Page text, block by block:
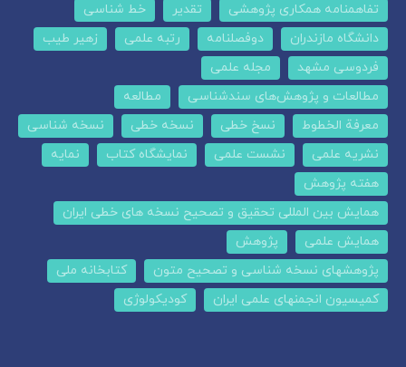
تفاهمنامه همکاری پژوهشی
تقدیر
خط شناسی
دانشگاه مازندران
دوفصلنامه رتبه علمی
زهیر طیب
فردوسی مشهد
مجله علمی
مطالعات و پژوهش‌های سندشناسی
مطالعه
معرفة الخطوط
نسخ خطی نسخه خطی
نسخه شناسی
نشریه علمی
نشست علمی نمایشگاه کتاب
نمایه
هفته پژوهش
همایش بین المللی تحقیق و تصحیح نسخه های خطی ایران
همایش علمی
پژوهش
پژوهشهای نسخه شناسی و تصحیح متون
کتابخانه ملی
کمیسیون انجمنهای علمی ایران
کودیکولوژی